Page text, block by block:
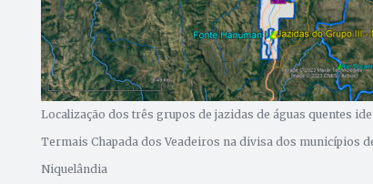
Localização dos três grupos de jazidas de águas quentes
Termais Chapada dos Veadeiros na divisa dos municípios
Niquelândia